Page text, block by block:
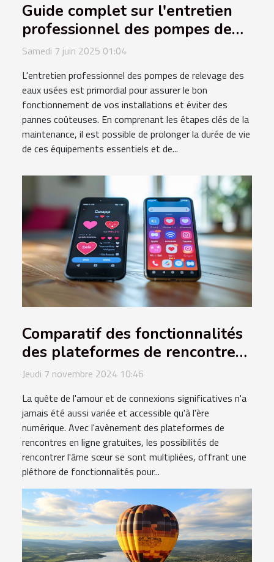
Guide complet sur l'entretien
professionnel des pompes de
relevage des eaux usées
Samedi 7 juin 2025 01:04
L'entretien professionnel des pompes de relevage des
eaux usées est primordial pour assurer le bon
fonctionnement de vos installations et éviter des
pannes coûteuses. En comprenant les étapes clés de la
maintenance, il est possible de prolonger la durée de vie
de ces équipements essentiels et de...
Comparatif des fonctionnalités
des plateformes de rencontres
gratuites
Jeudi 7 novembre 2024 10:46
La quête de l'amour et de connexions significatives n'a
jamais été aussi variée et accessible qu'à l'ère
numérique. Avec l'avènement des plateformes de
rencontres en ligne gratuites, les possibilités de
rencontrer l'âme sœur se sont multipliées, offrant une
pléthore de fonctionnalités pour...